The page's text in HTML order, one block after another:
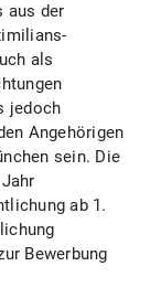
aus der
als
jedoch
Angehörigen
sein. Die
ab 1.
Bewerbung